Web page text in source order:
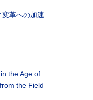
変革への加速
the Age of
the Field